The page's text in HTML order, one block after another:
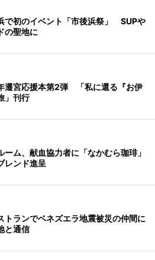
で初のイベント「市後浜祭」 SUPや
の聖地に
遷宮応援本第2弾 「私に還る『お伊
」刊行
ーム、献血協力者に「なかむら珈琲」
レンド進呈
トランでベネズエラ地震被災の仲間に
と通信